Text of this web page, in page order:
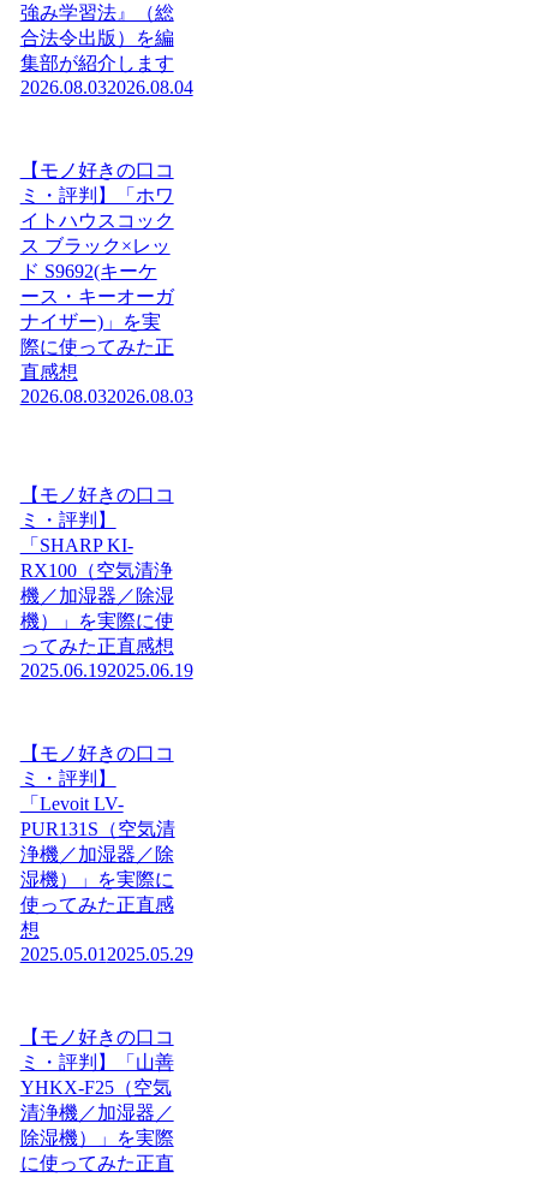
強み学習法』（総
合法令出版）を編
集部が紹介します
2026.08.032026.08.04
【モノ好きの口コ
ミ・評判】「ホワ
イトハウスコック
ス ブラック×レッ
ド S9692(キーケ
ース・キーオーガ
ナイザー)」を実
際に使ってみた正
直感想
2026.08.032026.08.03
【モノ好きの口コ
ミ・評判】
「SHARP KI-
RX100（空気清浄
機／加湿器／除湿
機）」を実際に使
ってみた正直感想
2025.06.192025.06.19
【モノ好きの口コ
ミ・評判】
「Levoit LV-
PUR131S（空気清
浄機／加湿器／除
湿機）」を実際に
使ってみた正直感
想
2025.05.01 2025.05.29
【モノ好きの口コ
ミ・評判】「山善
YHKX-F25（空気
清浄機／加湿器／
除湿機）」を実際
に使ってみた正直